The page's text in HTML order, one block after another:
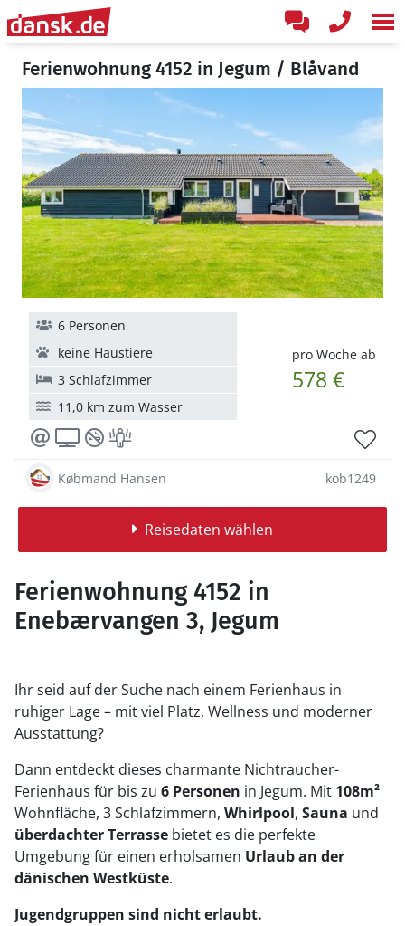
Ferienwohnung 4152 in Jegum / Blåvand
pro Woche ab
578 €
6 Personen
keine Haustiere
3 Schlafzimmer
11,0 km zum Wasser
Købmand Hansen kob1249
Reisedaten wählen
Ferienwohnung 4152 in
Enebærvangen 3, Jegum
Ihr seid auf der Suche nach einem Ferienhaus in
ruhiger Lage – mit viel Platz, Wellness und moderner
Ausstattung?
Dann entdeckt dieses charmante Nichtraucher-
Ferienhaus für bis zu 6 Personen in Jegum. Mit 108m²
Wohnfläche, 3 Schlafzimmern, Whirlpool, Sauna und
überdachter Terrasse bietet es die perfekte
Umgebung für einen erholsamen Urlaub an der
dänischen Westküste.
Jugendgruppen sind nicht erlaubt.